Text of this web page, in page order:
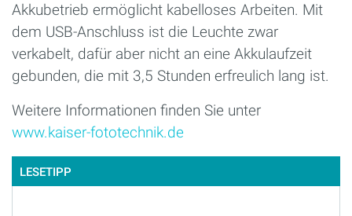
Akkubetrieb ermöglicht kabelloses Arbeiten. Mit
dem USB-Anschluss ist die Leuchte zwar
verkabelt, dafür aber nicht an eine Akkulaufzeit
gebunden, die mit 3,5 Stunden erfreulich lang ist.
Weitere Informationen finden Sie unter
www.kaiser-fototechnik.de
LESETIPP